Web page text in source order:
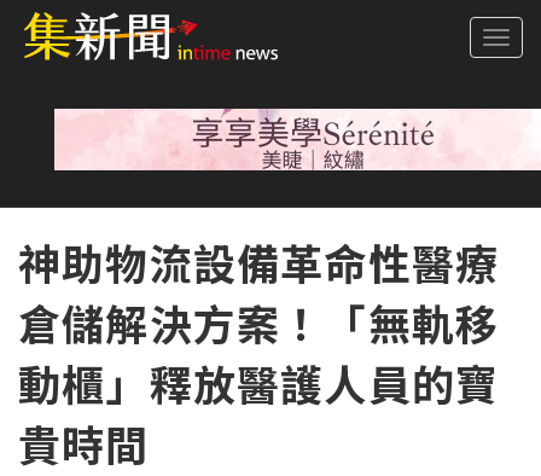
神助物流設備革命性醫療
倉儲解決方案！「無軌移
動櫃」釋放醫護人員的寶
貴時間